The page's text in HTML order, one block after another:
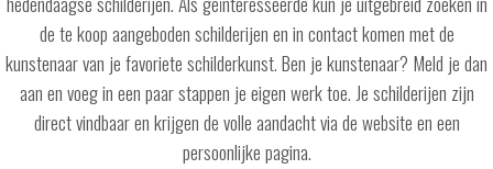
de te koop aangeboden schilderijen en in contact komen met de
kunstenaar van je favoriete schilderkunst. Ben je kunstenaar? Meld je dan
aan en voeg in een paar stappen je eigen werk toe. Je schilderijen zijn
direct vindbaar en krijgen de volle aandacht via de website en een
persoonlijke pagina.